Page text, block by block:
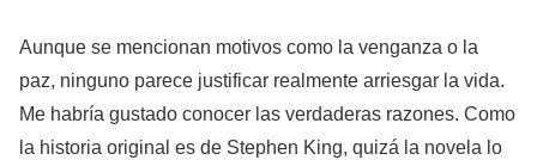
Aunque se mencionan motivos como la venganza o la
paz, ninguno parece justificar realmente arriesgar la vida.
Me habría gustado conocer las verdaderas razones. Como
la historia original es de Stephen King, quizá la novela lo